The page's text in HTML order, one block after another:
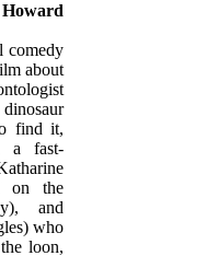
comedy
about
find it,
a fast-
on the
and
who
loon,